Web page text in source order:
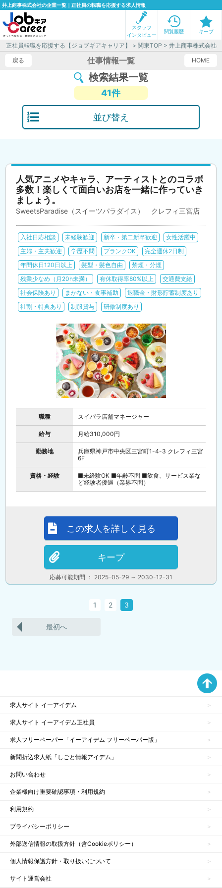
井上商事株式会社の企業一覧｜正社員の転職を応援する求人情報
スタッフ
インタビュー
閲覧履歴 キープ
正社員転職を応援する【ジョブギアキャリア】 >関東TOP > 井上商事株式会社
戻る
HOME
仕事情報一覧
検索結果一覧
41件
並び替え
人気アニメやキャラ、アーティストとのコラボ
多数！楽しくて面白いお店を一緒に作っていき
ましょう。
SweetsParadise（スイーツパラダイス） クレフィ三宮店
入社日応相談 未経験歓迎 新卒・第二新卒歓迎
女性活躍中
主婦・主夫歓迎
学歴不問 ブランクOK
完全週休2日制
年間休日120日以上
髪型・髪色自由
禁煙・分煙
残業少なめ（月20h未満）
有休取得率80%以上
交通費支給
社会保険あり
まかない・食事補助
退職金・財形貯蓄制度あり
社割・特典あり
制服貸与 研修制度あり
職種 スイパラ店舗マネージャー
給与 月給310,000円
勤務地
兵庫県神戸市中央区三宮町1-4-3 クレフィ三宮
6F
資格・経験
■未経験OK ■年齢不問 ■飲食、サービス業な
ど経験者優遇（業界不問）
応募可能期間 ： 2025-05-29 ～ 2030-12-31
この求人を詳しく見る
キープ
最初へ
1 2 3
求人サイト イーアイデム
求人サイト イーアイデム正社員
求人フリーペーパー「イーアイデム フリーペーパー版」
新聞折込求人紙「しごと情報アイデム」
お問い合わせ
企業様向け重要確認事項・利用規約
利用規約
プライバシーポリシー
外部送信情報の取扱方針（含Cookieポリシー）
個人情報保護方針・取り扱いについて
サイト運営会社